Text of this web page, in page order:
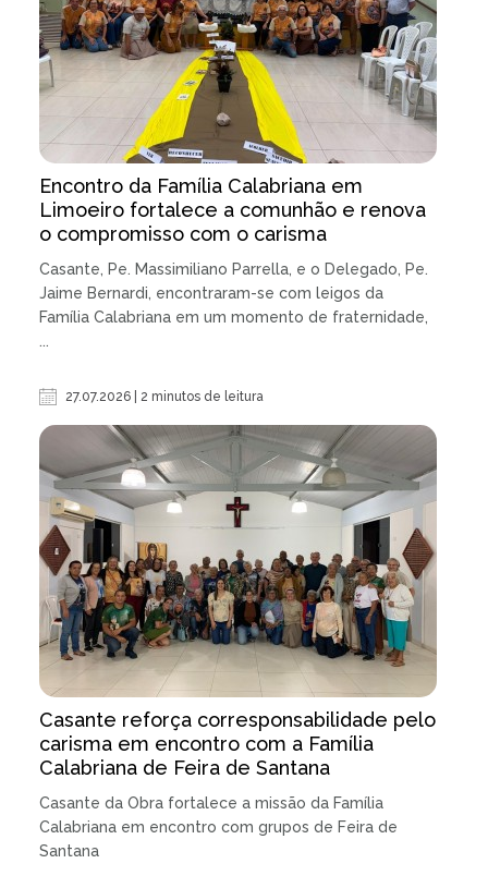
Encontro da Família Calabriana em
Limoeiro fortalece a comunhão e renova
o compromisso com o carisma
Casante, Pe. Massimiliano Parrella, e o Delegado, Pe.
Jaime Bernardi, encontraram-se com leigos da
Família Calabriana em um momento de fraternidade,
...
27.07.2026 | 2 minutos de leitura
Casante reforça corresponsabilidade pelo
carisma em encontro com a Família
Calabriana de Feira de Santana
Casante da Obra fortalece a missão da Família
Calabriana em encontro com grupos de Feira de
Santana